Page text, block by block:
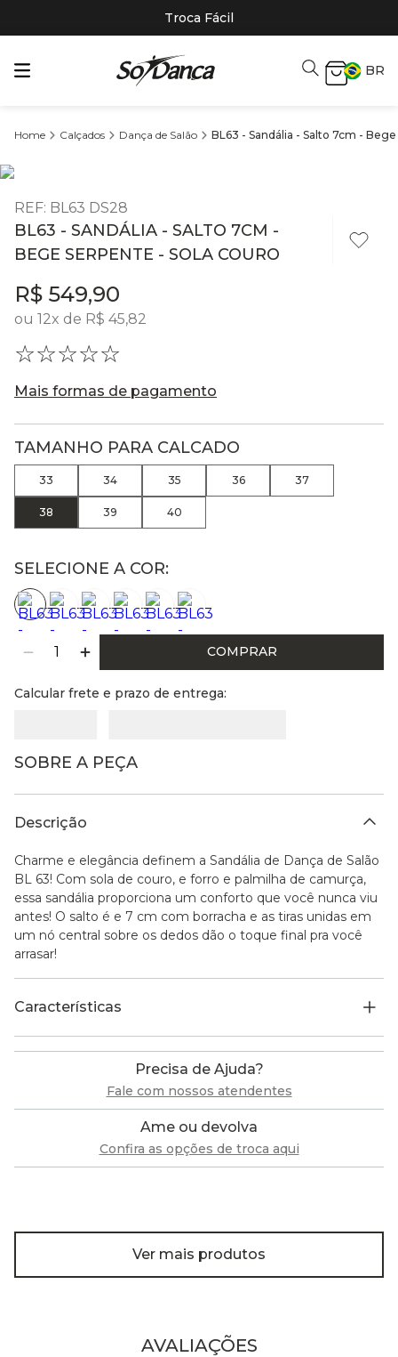
Troca Fácil
BR
Calçados Dança de Salão BL63 - Sandália - Salto 7cm -
REF: BL63 DS28
BL63 - SANDÁLIA - SALTO 7CM -
BEGE SERPENTE - SOLA COURO
R$ 549,90
ou 12x de R$ 45,82
☆☆☆☆☆
Mais formas de pagamento
TAMANHO PARA CALCADO
33 34 35 36 37
38 39 40
SELECIONE A COR:
COMPRAR
Calcular frete e prazo de entrega:
SOBRE A PEÇA
Descrição
Charme e elegância definem a Sandália de Dança de Salão
BL 63! Com sola de couro, e forro e palmilha de camurça,
essa sandália proporciona um conforto que você nunca viu
antes! O salto é e 7 cm com borracha e as tiras unidas em
um nó central sobre os dedos dão o toque final pra você
arrasar!
Características
Precisa de Ajuda?
Fale com nossos atendentes
Ame ou devolva
Confira as opções de troca aqui
Ver mais produtos
AVALIAÇÕES